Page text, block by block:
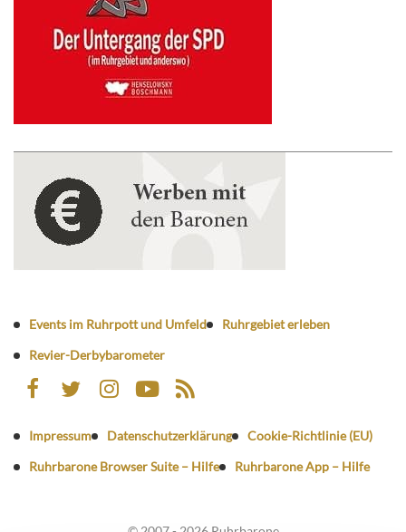
Events im Ruhrpott und Umfeld
Ruhrgebiet erleben
Revier-Derbybarometer
Impressum Datenschutzerklärung
Cookie-Richtlinie (EU)
Ruhrbarone Browser Suite – Hilfe
Ruhrbarone App – Hilfe